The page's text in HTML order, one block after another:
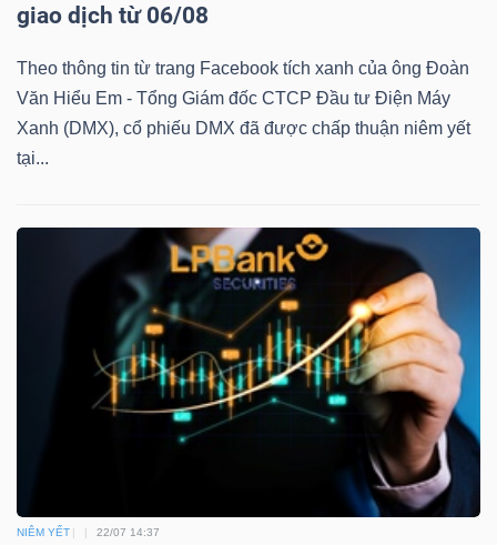
giao dịch từ 06/08
Theo thông tin từ trang Facebook tích xanh của ông Đoàn
Văn Hiểu Em - Tổng Giám đốc CTCP Đầu tư Điện Máy
Xanh (DMX), cổ phiếu DMX đã được chấp thuận niêm yết
tại...
NIÊM YẾT 22/07 14:37
TIỆN
ÍCH
ĐỘNG
Chứng chỉ quỹ Chứng